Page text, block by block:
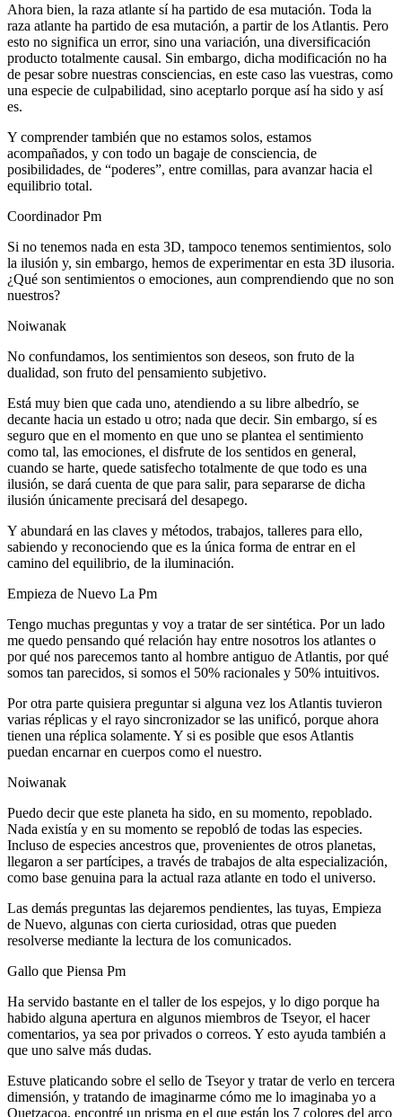
Ahora bien, la raza atlante sí ha partido de esa mutación. Toda la
raza atlante ha partido de esa mutación, a partir de los Atlantis. Pero
esto no significa un error, sino una variación, una diversificación
producto totalmente causal. Sin embargo, dicha modificación no ha
de pesar sobre nuestras consciencias, en este caso las vuestras, como
una especie de culpabilidad, sino aceptarlo porque así ha sido y así
es.
Y comprender también que no estamos solos, estamos
acompañados, y con todo un bagaje de consciencia, de
posibilidades, de “poderes”, entre comillas, para avanzar hacia el
equilibrio total.
Coordinador Pm
Si no tenemos nada en esta 3D, tampoco tenemos sentimientos, solo
la ilusión y, sin embargo, hemos de experimentar en esta 3D ilusoria.
¿Qué son sentimientos o emociones, aun comprendiendo que no son
nuestros?
Noiwanak
No confundamos, los sentimientos son deseos, son fruto de la
dualidad, son fruto del pensamiento subjetivo.
Está muy bien que cada uno, atendiendo a su libre albedrío, se
decante hacia un estado u otro; nada que decir. Sin embargo, sí es
seguro que en el momento en que uno se plantea el sentimiento
como tal, las emociones, el disfrute de los sentidos en general,
cuando se harte, quede satisfecho totalmente de que todo es una
ilusión, se dará cuenta de que para salir, para separarse de dicha
ilusión únicamente precisará del desapego.
Y abundará en las claves y métodos, trabajos, talleres para ello,
sabiendo y reconociendo que es la única forma de entrar en el
camino del equilibrio, de la iluminación.
Empieza de Nuevo La Pm
Tengo muchas preguntas y voy a tratar de ser sintética. Por un lado
me quedo pensando qué relación hay entre nosotros los atlantes o
por qué nos parecemos tanto al hombre antiguo de Atlantis, por qué
somos tan parecidos, si somos el 50% racionales y 50% intuitivos.
Por otra parte quisiera preguntar si alguna vez los Atlantis tuvieron
varias réplicas y el rayo sincronizador se las unificó, porque ahora
tienen una réplica solamente. Y si es posible que esos Atlantis
puedan encarnar en cuerpos como el nuestro.
Noiwanak
Puedo decir que este planeta ha sido, en su momento, repoblado.
Nada existía y en su momento se repobló de todas las especies.
Incluso de especies ancestros que, provenientes de otros planetas,
llegaron a ser partícipes, a través de trabajos de alta especialización,
como base genuina para la actual raza atlante en todo el universo.
Las demás preguntas las dejaremos pendientes, las tuyas, Empieza
de Nuevo, algunas con cierta curiosidad, otras que pueden
resolverse mediante la lectura de los comunicados.
Gallo que Piensa Pm
Ha servido bastante en el taller de los espejos, y lo digo porque ha
habido alguna apertura en algunos miembros de Tseyor, el hacer
comentarios, ya sea por privados o correos. Y esto ayuda también a
que uno salve más dudas.
Estuve platicando sobre el sello de Tseyor y tratar de verlo en tercera
dimensión, y tratando de imaginarme cómo me lo imaginaba yo a
Quetzacoa, encontré un prisma en el que están los 7 colores del arco